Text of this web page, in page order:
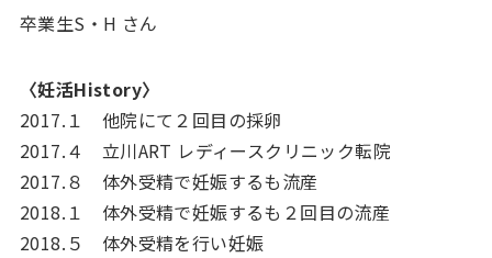
卒業生S・H さん
〈妊活History〉
2017.１ 他院にて２回目の採卵
2017.４ 立川ART レディースクリニック転院
2017.８ 体外受精で妊娠するも流産
2018.１ 体外受精で妊娠するも２回目の流産
2018.５ 体外受精を行い妊娠